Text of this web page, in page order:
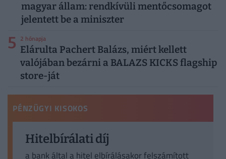
magyar állam: rendkívüli mentőcsomagot
jelentett be a miniszter
5 2 hónapja
Elárulta Pachert Balázs, miért kellett
valójában bezárni a BALAZS KICKS flagship
store-ját
PÉNZÜGYI KISOKOS
Hitelbírálati díj
a bank által a hitel elbírálásakor felszámított